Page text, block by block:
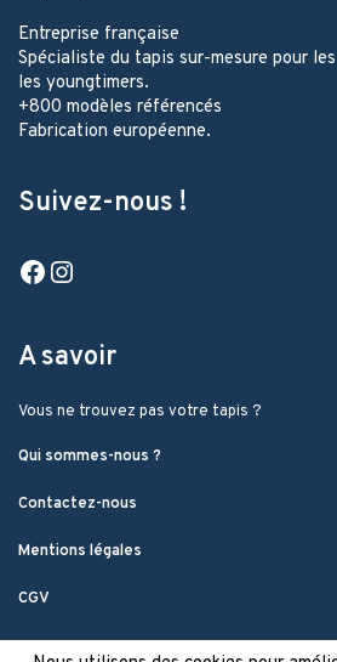
Entreprise française
Spécialiste du tapis sur-mesure pour
les youngtimers.
+800 modèles référencés
Fabrication européenne.
Suivez-nous !
Facebook
A savoir
Vous ne trouvez pas votre tapis ?
Qui sommes-nous ?
Contactez-nous
Mentions légales
CGV